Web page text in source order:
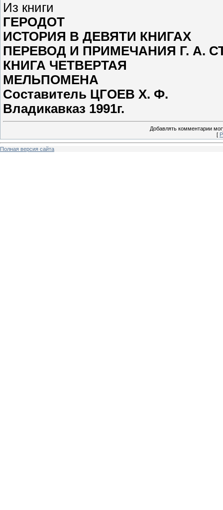
Из книги
ГЕРОДОТ
ИСТОРИЯ В ДЕВЯТИ КНИГАХ
ПЕРЕВОД И ПРИМЕЧАНИЯ Г. А.
КНИГА ЧЕТВЕРТАЯ
МЕЛЬПОМЕНА
Составитель ЦГОЕВ X. Ф.
Владикавказ 1991г.
Добавлять комментарии
[
Полная версия сайта